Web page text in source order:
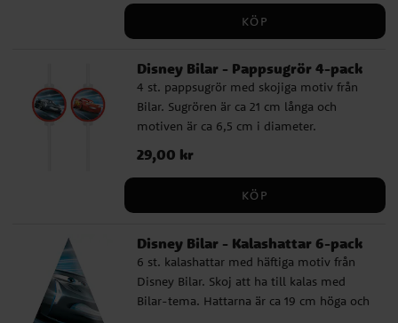
sex blå kuvert. ✔️ 6 inbjudningskort ✔️ 6
racingtema
KÖP
Disney Bilar - Pappsugrör 4-pack
4 st. pappsugrör med skojiga motiv från
Bilar. Sugrören är ca 21 cm långa och
motiven är ca 6,5 cm i diameter.
Pris:29,00 kr
29,00 kr
KÖP
Disney Bilar - Kalashattar 6-pack
6 st. kalashattar med häftiga motiv från
Disney Bilar. Skoj att ha till kalas med
Bilar-tema. Hattarna är ca 19 cm höga och